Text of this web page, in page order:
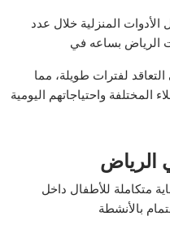
المنزلية خلال عدد
الرياض بساعه في
لفترات طويلة، مما
المختلفة واحتياجاتهم اليومية
الرياض
متكاملة للأطفال داخل
بالأنشطة